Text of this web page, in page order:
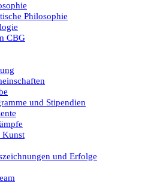
Philosophie
CBG
und Stipendien
Kunst
und Erfolge